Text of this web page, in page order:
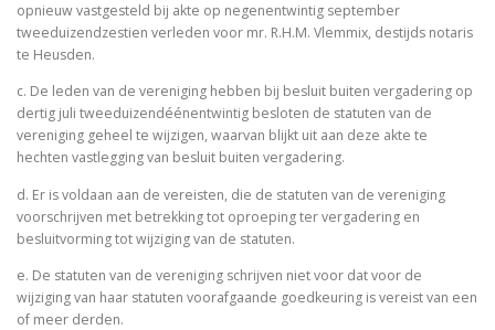
opnieuw vastgesteld bij akte op negenentwintig september
tweeduizendzestien verleden voor mr. R.H.M. Vlemmix, destijds notaris
te Heusden.
c. De leden van de vereniging hebben bij besluit buiten vergadering op
dertig juli tweeduizendéénentwintig besloten de statuten van de
vereniging geheel te wijzigen, waarvan blijkt uit aan deze akte te
hechten vastlegging van besluit buiten vergadering.
d. Er is voldaan aan de vereisten, die de statuten van de vereniging
voorschrijven met betrekking tot oproeping ter vergadering en
besluitvorming tot wijziging van de statuten.
e. De statuten van de vereniging schrijven niet voor dat voor de
wijziging van haar statuten voorafgaande goedkeuring is vereist van een
of meer derden.